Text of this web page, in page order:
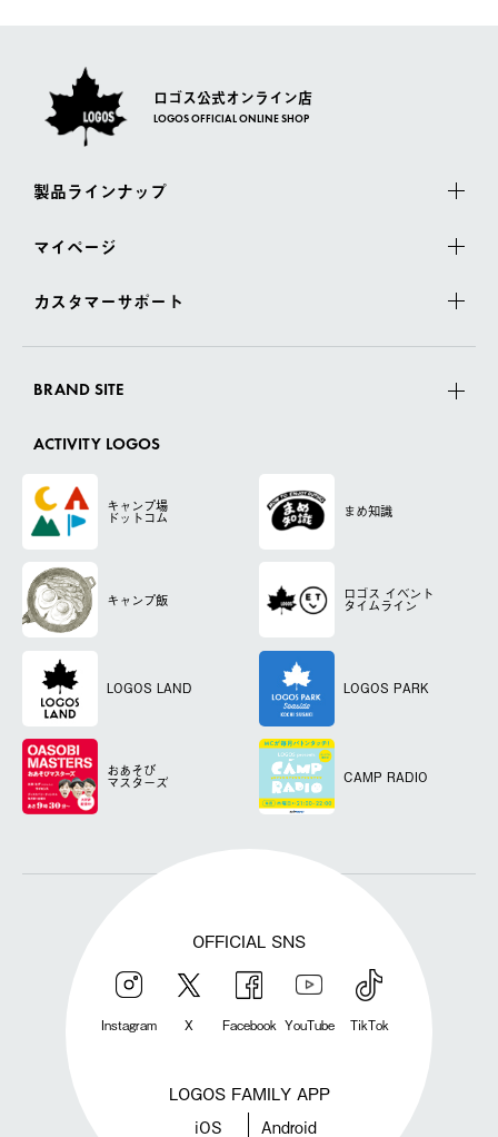
ロゴス公式オンライン店
LOGOS OFFICIAL ONLINE SHOP
製品ラインナップ
マイページ
カスタマーサポート
BRAND SITE
ACTIVITY LOGOS
キャンプ場
ドットコム まめ知識
キャンプ飯 ロゴス イベント
タイムライン
LOGOS LAND LOGOS PARK
おあそび
マスターズ CAMP RADIO
OFFICIAL SNS
Instagram X Facebook YouTube TikTok
LOGOS FAMILY APP
iOS Android